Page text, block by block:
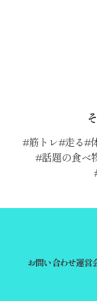
筋トレ 走る
話題の食べ
お問い合わせ運営